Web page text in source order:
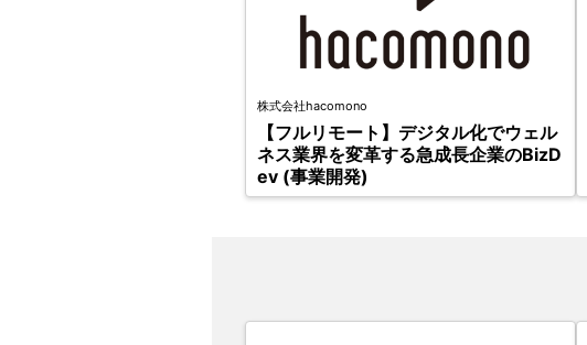
株式会社hacomono
【フルリモート】デジタル化でウェル
ネス業界を変革する急成長企業のBizD
ev (事業開発)